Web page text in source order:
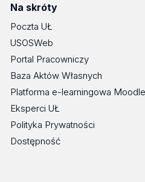
Na skróty
Poczta UŁ
USOSWeb
Portal Pracowniczy
Baza Aktów Własnych
Platforma e-learningowa Moodle
Eksperci UŁ
Polityka Prywatności
Dostępność